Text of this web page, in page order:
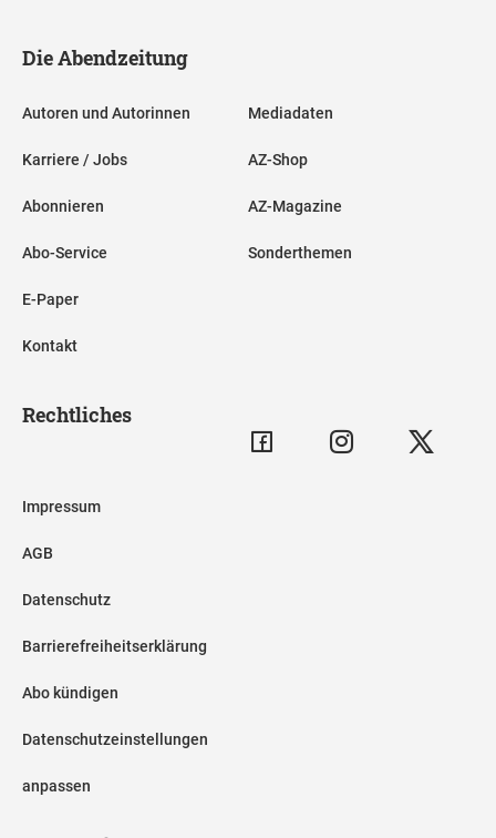
Die Abendzeitung
Autoren und Autorinnen
Karriere / Jobs
Abonnieren
Abo-Service
E-Paper
Kontakt
Mediadaten
AZ-Shop
AZ-Magazine
Sonderthemen
Rechtliches
Impressum
AGB
Datenschutz
Barrierefreiheitserklärung
Abo kündigen
Datenschutzeinstellungen
anpassen